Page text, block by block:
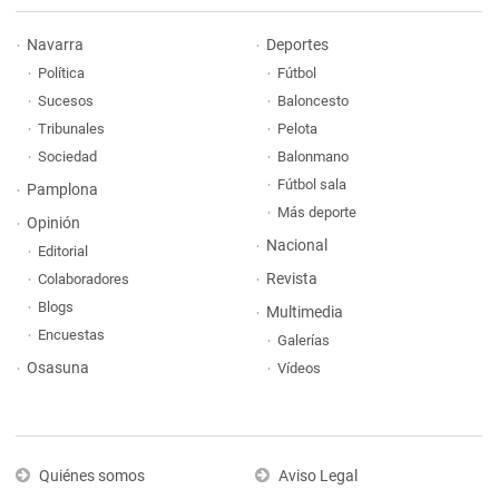
Navarra
Política
Sucesos
Tribunales
Sociedad
Pamplona
Opinión
Editorial
Colaboradores
Blogs
Encuestas
Osasuna
Deportes
Fútbol
Baloncesto
Pelota
Balonmano
Fútbol sala
Más deporte
Nacional
Revista
Multimedia
Galerías
Vídeos
Quiénes somos Aviso Legal